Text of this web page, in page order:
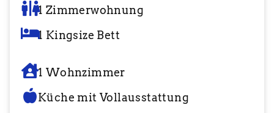
1 Zimmerwohnung
1 Kingsize Bett
1 Wohnzimmer
Küche mit Vollausstattung